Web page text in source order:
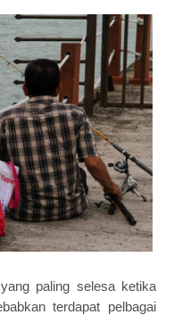
paling selesa ketika
terdapat pelbagai